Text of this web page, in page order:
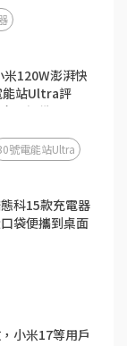
120W澎湃快
能站Ultra評
電設備
號電能站Ultra
科15款充電器
袋便攜到桌面
小米17等用戶